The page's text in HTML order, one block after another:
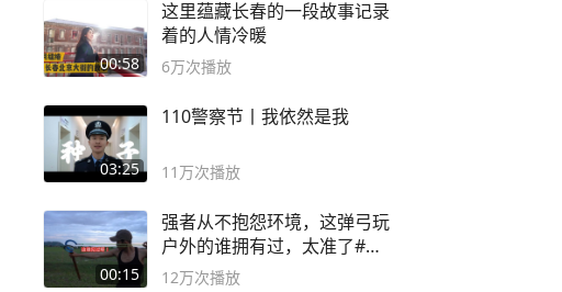
00:58
这里蕴藏长春的一段故事记录
着的人情冷暖
6万次播放
03:25
110警察节丨我依然是我
11万次播放
00:15
强者从不抱怨环境，这弹弓玩
户外的谁拥有过，太准了#弹
弓#户外
12万次播放